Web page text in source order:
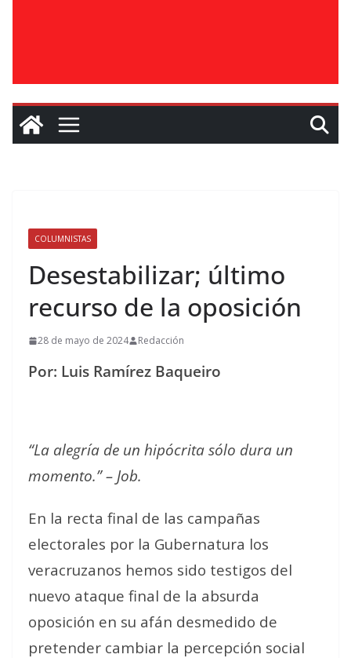
COLUMNISTAS
Desestabilizar; último
recurso de la oposición
28 de mayo de 2024 Redacción
Por: Luis Ramírez Baqueiro
“La alegría de un hipócrita sólo dura un
momento.” – Job.
En la recta final de las campañas
electorales por la Gubernatura los
veracruzanos hemos sido testigos del
nuevo ataque final de la absurda
oposición en su afán desmedido de
pretender cambiar la percepción social